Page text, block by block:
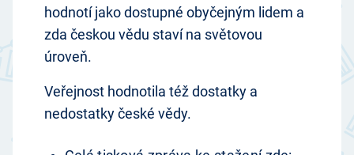
hodnotí jako dostupné obyčejným lidem a
zda českou vědu staví na světovou
úroveň.
Veřejnost hodnotila též dostatky a
nedostatky české vědy.